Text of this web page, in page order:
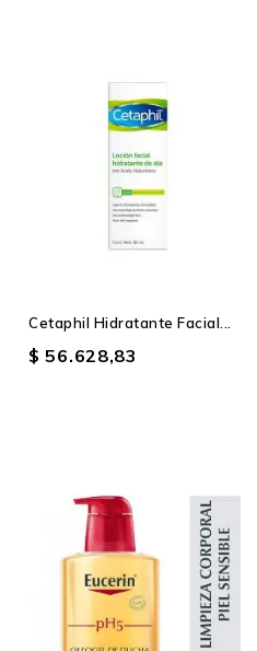
Cetaphil Hidratante Facial...
$ 56.628,83